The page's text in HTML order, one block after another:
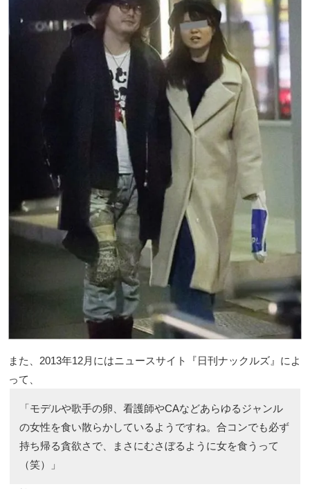
また、2013年12月にはニュースサイト『日刊ナックルズ』によ
って、
「モデルや歌手の卵、看護師やCAなどあらゆるジャンル
の女性を食い散らかしているようですね。合コンでも必ず
持ち帰る貪欲さで、まさにむさぼるように女を食うって
（笑）」